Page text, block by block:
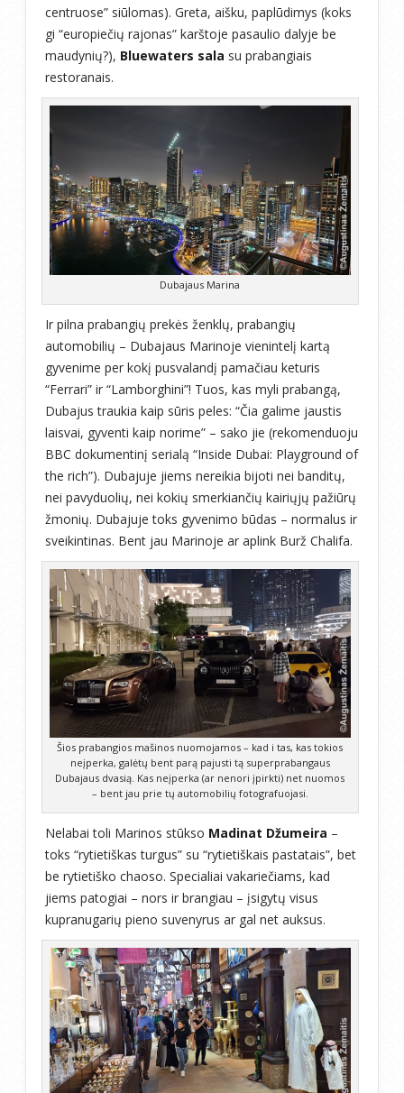
centruose” siūlomas). Greta, aišku, paplūdimys (koks
gi “europiečių rajonas” karštoje pasaulio dalyje be
maudynių?), Bluewaters sala su prabangiais
restoranais.
Dubajaus Marina
Ir pilna prabangių prekės ženklų, prabangių
automobilių – Dubajaus Marinoje vienintelį kartą
gyvenime per kokį pusvalandį pamačiau keturis
“Ferrari” ir “Lamborghini”! Tuos, kas myli prabangą,
Dubajus traukia kaip sūris peles: “Čia galime jaustis
laisvai, gyventi kaip norime” – sako jie (rekomenduoju
BBC dokumentinį serialą “Inside Dubai: Playground of
the rich”). Dubajuje jiems nereikia bijoti nei banditų,
nei pavyduolių, nei kokių smerkiančių kairiųjų pažiūrų
žmonių. Dubajuje toks gyvenimo būdas – normalus ir
sveikintinas. Bent jau Marinoje ar aplink Burž Chalifa.
Šios prabangios mašinos nuomojamos – kad i tas, kas tokios
neįperka, galėtų bent parą pajusti tą superprabangaus
Dubajaus dvasią. Kas neįperka (ar nenori įpirkti) net nuomos
– bent jau prie tų automobilių fotografuojasi.
Nelabai toli Marinos stūkso Madinat Džumeira –
toks “rytietiškas turgus” su “rytietiškais pastatais”, bet
be rytietiško chaoso. Specialiai vakariečiams, kad
jiems patogiai – nors ir brangiau – įsigytų visus
kupranugarių pieno suvenyrus ar gal net auksus.